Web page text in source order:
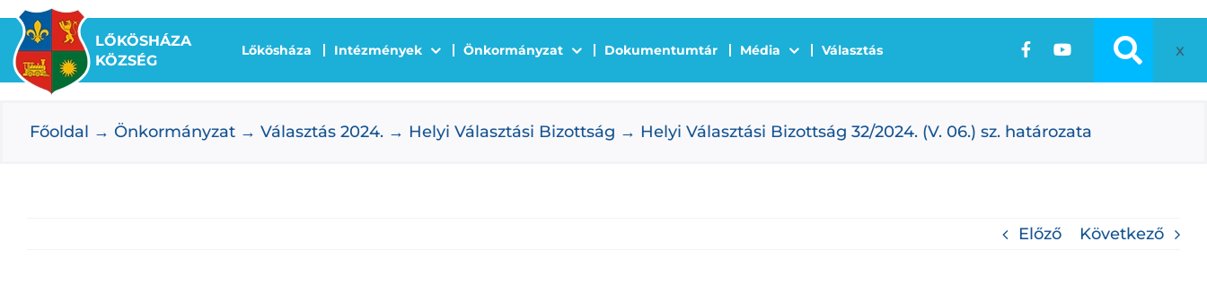
Kihagyás
LŐKÖSHÁZA
KÖZSÉG
Lőkösháza Intézmények Önkormányzat Dokumentumtár Média Választás x
Főoldal Önkormányzat Választás 2024. Helyi Választási Bizottság Helyi Választási Bizottság 32/2024. (V. 06.) sz. határozata
Előző Következő